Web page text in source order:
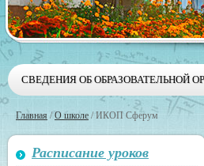
СВЕДЕНИЯ ОБ ОБРАЗОВАТЕЛЬНОЙ
Главная /О школе / ИКОП Сферум
Расписание уроков